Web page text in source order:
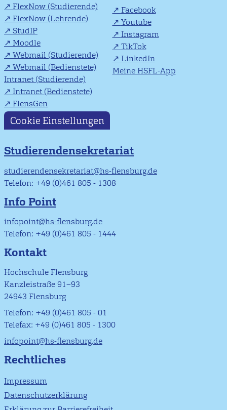
FlexNow (Studierende)
FlexNow (Lehrende)
StudIP
Moodle
Webmail (Studierende)
Webmail (Bedienstete)
Intranet (Studierende)
Intranet (Bedienstete)
FlensGen
Facebook
Youtube
Instagram
TikTok
LinkedIn
Meine HSFL-App
Cookie Einstellungen
Studierendensekretariat
studierendensekretariat@hs-flensburg.de
Telefon: +49 (0)461 805 - 1308
Info Point
infopoint@hs-flensburg.de
Telefon: +49 (0)461 805 - 1444
Kontakt
Hochschule Flensburg
Kanzleistraße 91–93
24943 Flensburg
Telefon: +49 (0)461 805 - 01
Telefax: +49 (0)461 805 - 1300
infopoint@hs-flensburg.de
Rechtliches
Impressum
Datenschutzerklärung